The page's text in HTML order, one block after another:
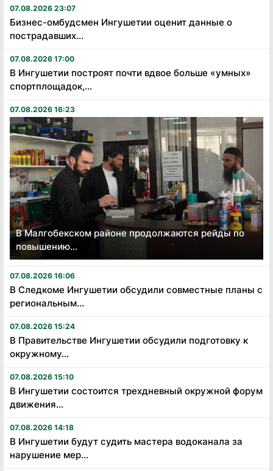
07.08.2026 23:07
Бизнес-омбудсмен Ингушетии оценит данные о
пострадавших...
07.08.2026 17:00
В Ингушетии построят почти вдвое больше «умных»
спортплощадок,...
07.08.2026 16:23
В Малгобекском районе продолжаются рейды по
повышению...
07.08.2026 16:06
В Следкоме Ингушетии обсудили совместные планы с
региональным...
07.08.2026 15:24
В Правительстве Ингушетии обсудили подготовку к
окружному...
07.08.2026 15:10
В Ингушетии состоится трехдневный окружной форум
движения...
07.08.2026 14:18
В Ингушетии будут судить мастера водоканала за
нарушение мер...